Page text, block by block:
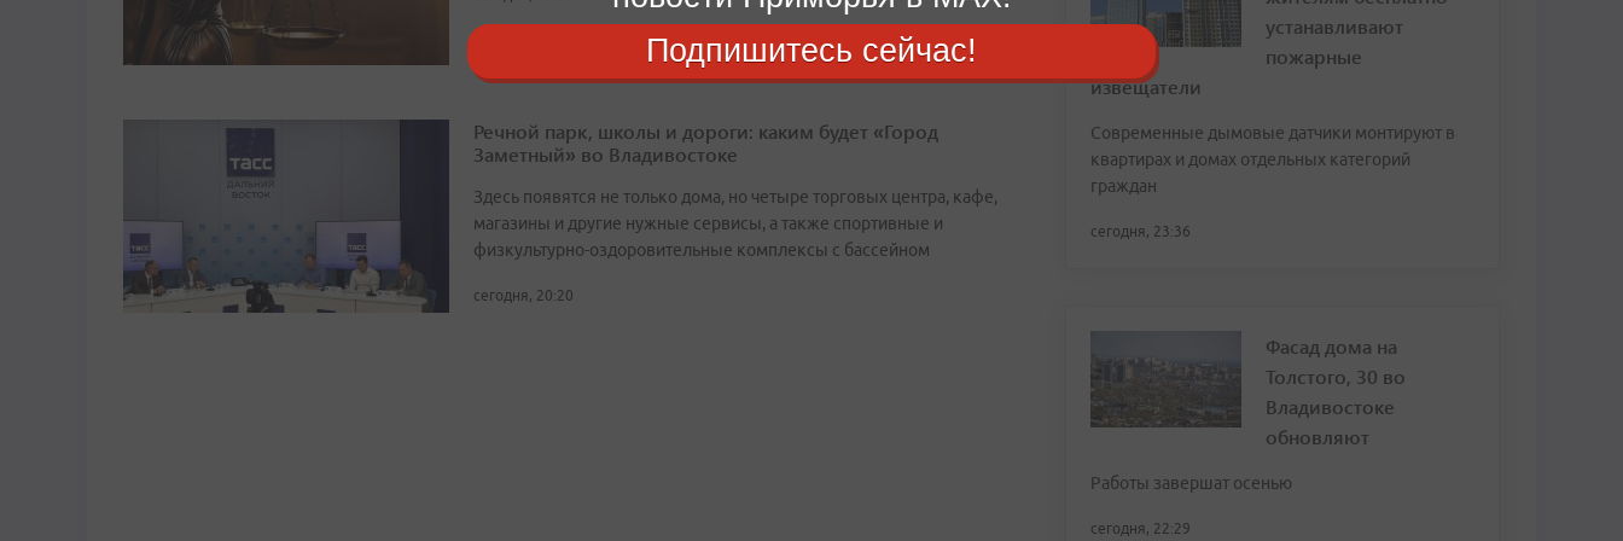
Речной парк, школы и дороги: каким будет «Город
Заметный» во Владивостоке
Здесь появятся не только дома, но четыре торговых центра, кафе,
магазины и другие нужные сервисы, а также спортивные и
физкультурно-оздоровительные комплексы с бассейном
сегодня, 20:20
устанавливают
пожарные
извещатели
Современные дымовые датчики монтируют в
квартирах и домах отдельных категорий
граждан
сегодня, 23:36
Фасад дома на
Толстого, 30 во
Владивостоке
обновляют
Работы завершат осенью
сегодня, 22:29
Подпишитесь сейчас!